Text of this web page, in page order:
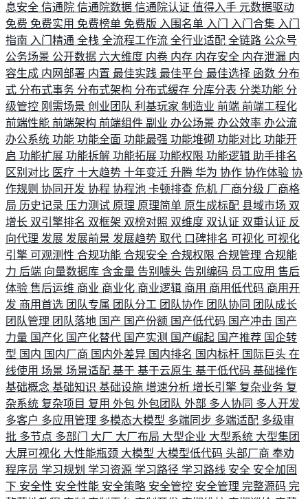
息安全 信通院 信通院数据 信通院认证 值得入手 元数据驱动
免费 免费实用 免费榜单 免费版 入围名单 入门 入门合集 入门
指南 入门精通 全栈 全流程工作流 全行业适配 全链路 公众号
公务场景 公开数据 六大维度 内卷 内存 内存安全 内存泄漏 内
容生成 内网部署 内置 最佳实践 最佳平台 最佳选择 函数 分布
式 分布式事务 分布式架构 分布式缓存 分库分表 分类功能 分
级管控 刚需场景 创业团队 利基玩家 制造业 前端 前端工程化
前端性能 前端架构 前端组件 副业 办公场景 办公效率 办公流
办公系统 功能 功能全面 功能最强 功能堆砌 功能对比 功能开
启 功能扩展 功能拆解 功能拓展 功能权限 功能逻辑 助手排名
区别对比 医疗 十大趋势 十年变迁 升腾 华为 协作 协作体验 协
作规则 协同开发 协程 协程池 卡顿排查 危机 厂商分级 厂商格
局 历史记录 压力测试 原理 原理简单 原生成标配 县域市场 双
增长 双引擎排名 双框架 双榜对照 双维度 双认证 双重认证 反
向代理 发展 发展前景 发展趋势 取代 口碑排名 可视化 可视化
引擎 可观测性 合规功能 合规安全 合规权限 合规管理 合规能
力 后端 向量数据库 含金量 告别噱头 告别编码 员工应用 售后
体验 售后运维 商业 商业化 商业逻辑 商用 商用低代码 商用开
发 商用首选 团队专属 团队分工 团队协作 团队协同 团队成长
团队管理 团队落地 国产 国产份额 国产低代码 国产冲击 国产
力量 国产化 国产化替代 国产实测 国产崛起 国产推荐 国企转
型 国内 国内厂商 国内外差异 国内排名 国内标杆 国际巨头 在
线使用 场景 场景适配 基于 基于云原生 基于低代码 基础操作
基础概念 基础知识 基础设施 增速分析 增长引擎 复杂业务 复
杂系统 复杂项目 复用 外包 外包团队 外部 多人协同 多人开发
多客户 多应用管理 多模态大模型 多端同步 多端适配 多级审
批 多节点 多部门 大厂 大厂布局 大型企业 大型系统 大型集团
大屏可视化 大性能瓶颈 大模型 大模型低代码 头部厂商 奉劝
程序员 学习规划 学习资源 学习路径 学习路线 安全 安全加固
下 安全性 安全性能 安全策略 安全管控 安全管理 完整源码 完